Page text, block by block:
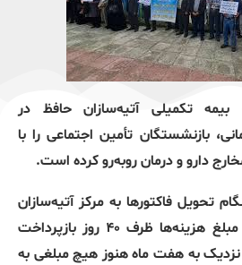
تکمیلی آتیه‌سازان حافظ در
بازنشستگان تأمین اجتماعی را با
دارو و درمان روبه‌رو کرده است.
تحویل فاکتورها به مرکز آتیه‌سازان
حافظ اعلام شده بود که مبلغ هزینه‌ها ظرف ۴۰ روز بازپرداخت
به هفت ماه هنوز هیچ مبلغی به